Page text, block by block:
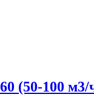
(50-100 м3/